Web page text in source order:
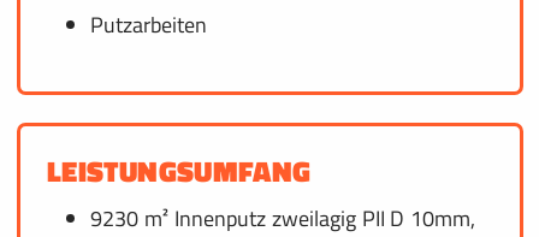
Putzarbeiten
LEISTUNGSUMFANG
9230 m² Innenputz zweilagig PII D 10mm,